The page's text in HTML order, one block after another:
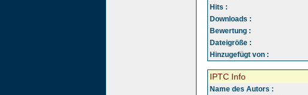
Hits :
Downloads :
Bewertung :
Dateigröße :
Hinzugefügt von :
IPTC Info
Name des Autors :